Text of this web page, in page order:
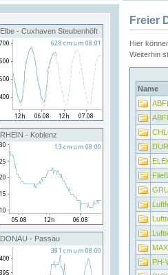
Elbe - Cuxhaven Steubenhöft
RHEIN - Koblenz
DONAU - Passau
Freier
Hier
Weiterhin
Name
PH-